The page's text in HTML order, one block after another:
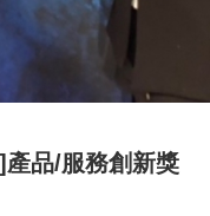
品/服務創新獎